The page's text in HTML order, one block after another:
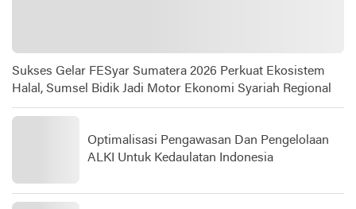
Sukses Gelar FESyar Sumatera 2026 Perkuat Ekosistem
Halal, Sumsel Bidik Jadi Motor Ekonomi Syariah Regional
Optimalisasi Pengawasan Dan Pengelolaan
ALKI Untuk Kedaulatan Indonesia